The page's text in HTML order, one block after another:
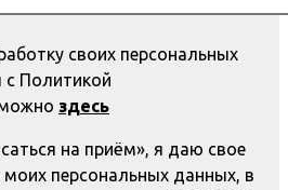
своих персональных
с Политикой
здесь
на приём», я даю свое
моих персональных данных, в